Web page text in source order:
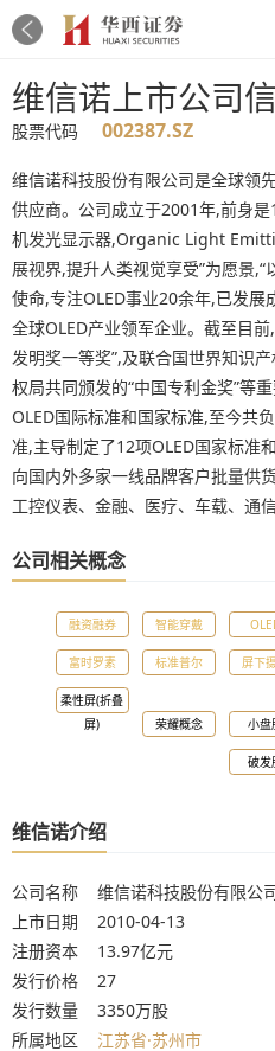
维信诺上市公司
股票代码 002387.SZ
维信诺科技股份有限公司是全球领
供应商。公司成立于2001年,前身
机发光显示器,Organic Light
展视界,提升人类视觉享受”为愿景
使命,专注OLED事业20余年,已发
全球OLED产业领军企业。截至目
发明奖一等奖”,及联合国世界知识
权局共同颁发的“中国专利金奖”等
OLED国际标准和国家标准,至今共
准,主导制定了12项OLED国家标准
向国内外多家一线品牌客户批量供
工控仪表、金融、医疗、车载、通信
公司相关概念
融资融券 智能穿戴
富时罗素 标准普尔 屏下
柔性屏(折叠
屏)
荣耀概念 小盘
破发
维信诺介绍
公司名称 维信诺科技股份有限公
上市日期 2010-04-13
注册资本 13.97亿元
发行价格 27
发行数量 3350万股
所属地区 江苏省·苏州市